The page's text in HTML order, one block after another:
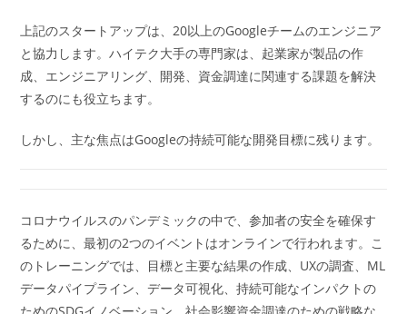
上記のスタートアップは、20以上のGoogleチームのエンジニア
と協力します。ハイテク大手の専門家は、起業家が製品の作
成、エンジニアリング、開発、資金調達に関連する課題を解決
するのにも役立ちます。
しかし、主な焦点はGoogleの持続可能な開発目標に残ります。
コロナウイルスのパンデミックの中で、参加者の安全を確保す
るために、最初の2つのイベントはオンラインで行われます。こ
のトレーニングでは、目標と主要な結果の作成、UXの調査、ML
データパイプライン、データ可視化、持続可能なインパクトの